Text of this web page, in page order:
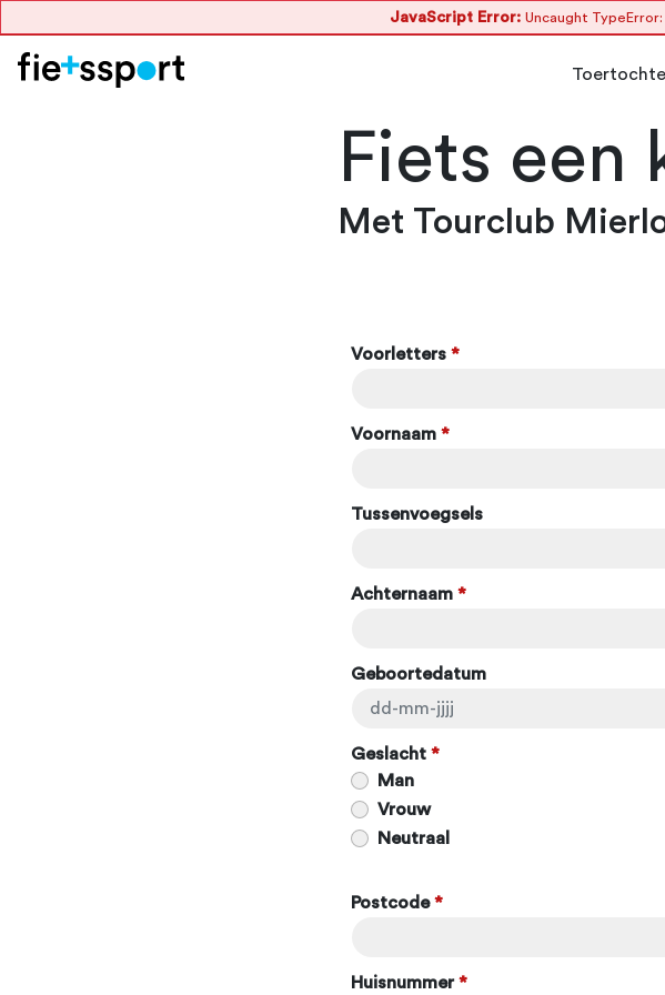
JavaScript Error: Uncaught
Fiets een
Met Tourclub
Voorletters *
Voornaam *
Tussenvoegsels
Achternaam *
Geboortedatum
Geslacht *
Man
Vrouw
Neutraal
Postcode *
Huisnummer *